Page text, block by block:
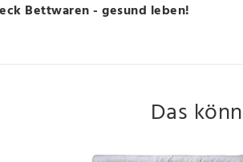
Bettwaren - gesund leben!
Das